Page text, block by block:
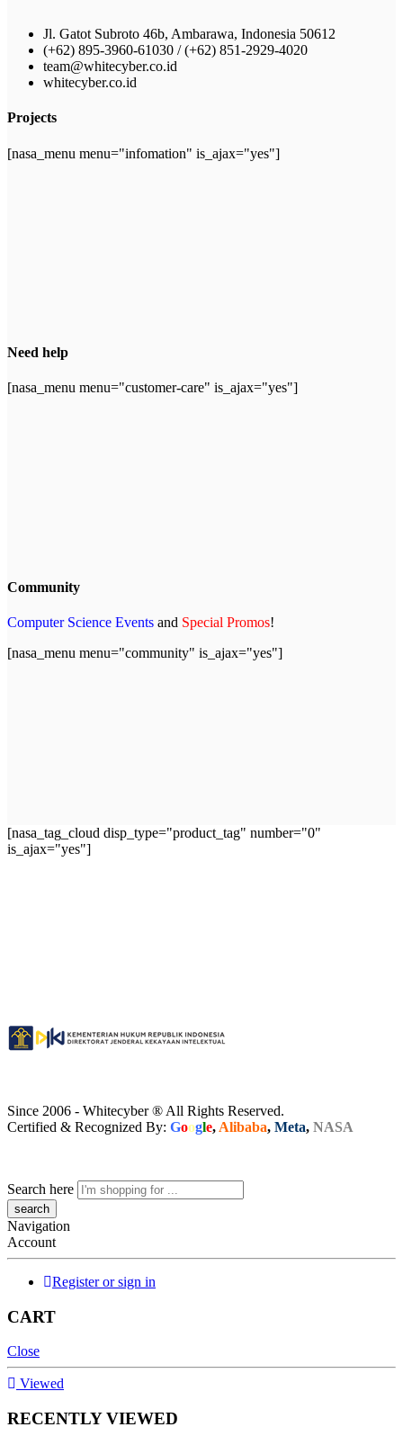
Jl. Gatot Subroto 46b, Ambarawa, Indonesia 50612
(+62) 895-3960-61030 / (+62) 851-2929-4020
team@whitecyber.co.id
whitecyber.co.id
Projects
[nasa_menu menu="infomation" is_ajax="yes"]
Need help
[nasa_menu menu="customer-care" is_ajax="yes"]
Community
Computer Science Events and Special Promos!
[nasa_menu menu="community" is_ajax="yes"]
[nasa_tag_cloud disp_type="product_tag" number="0"
is_ajax="yes"]
Since 2006 - Whitecyber ® All Rights Reserved.
Certified & Recognized By: Google, Alibaba, Meta, NASA
Search here
Navigation
Account
Register or sign in
CART
Close
Viewed
RECENTLY VIEWED